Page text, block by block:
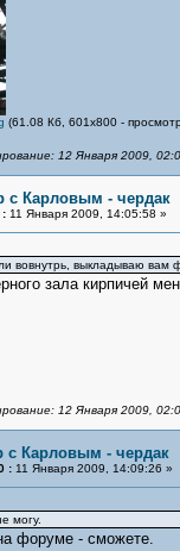
(61.08 Кб, 601x800 -
12 Января 2009,
с Карловым - чердак
:11 Января 2009, 14:05:58 »
вовнутрь, выкладываю вам
зала кирпичей
12 Января 2009,
с Карловым - чердак
:11 Января 2009, 14:09:26 »
могу.
форуме - сможете.